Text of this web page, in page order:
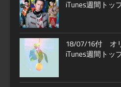
iTunes週間トッ
18/07/16付 オ
iTunes週間トッ